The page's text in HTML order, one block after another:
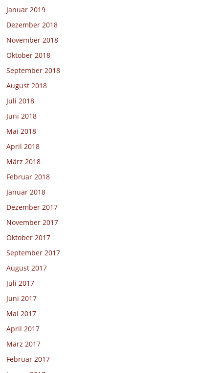
Januar 2019
Dezember 2018
November 2018
Oktober 2018
September 2018
August 2018
Juli 2018
Juni 2018
Mai 2018
April 2018
März 2018
Februar 2018
Januar 2018
Dezember 2017
November 2017
Oktober 2017
September 2017
August 2017
Juli 2017
Juni 2017
Mai 2017
April 2017
März 2017
Februar 2017